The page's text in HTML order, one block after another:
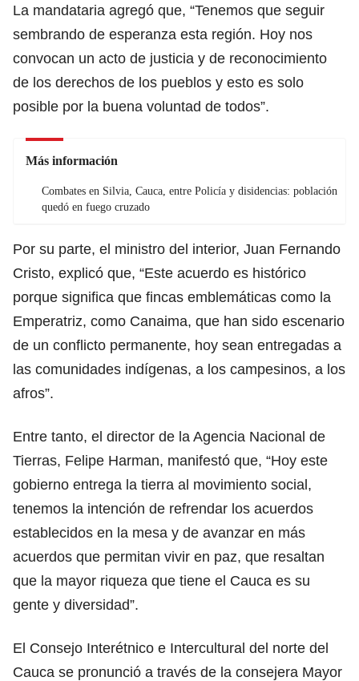
La mandataria agregó que, “Tenemos que seguir
sembrando de esperanza esta región. Hoy nos
convocan un acto de justicia y de reconocimiento
de los derechos de los pueblos y esto es solo
posible por la buena voluntad de todos”.
Más información
Combates en Silvia, Cauca, entre Policía y disidencias: población
quedó en fuego cruzado
Por su parte, el ministro del interior, Juan Fernando
Cristo, explicó que, “Este acuerdo es histórico
porque significa que fincas emblemáticas como la
Emperatriz, como Canaima, que han sido escenario
de un conflicto permanente, hoy sean entregadas a
las comunidades indígenas, a los campesinos, a los
afros”.
Entre tanto, el director de la Agencia Nacional de
Tierras, Felipe Harman, manifestó que, “Hoy este
gobierno entrega la tierra al movimiento social,
tenemos la intención de refrendar los acuerdos
establecidos en la mesa y de avanzar en más
acuerdos que permitan vivir en paz, que resaltan
que la mayor riqueza que tiene el Cauca es su
gente y diversidad”.
El Consejo Interétnico e Intercultural del norte del
Cauca se pronunció a través de la consejera Mayor